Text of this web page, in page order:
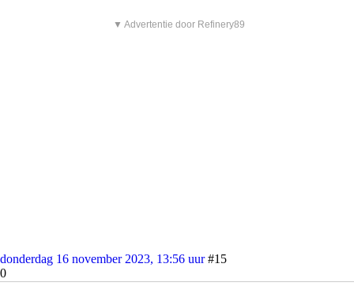
▼ Advertentie door Refinery89
donderdag 16 november 2023, 13:56 uur #15
0